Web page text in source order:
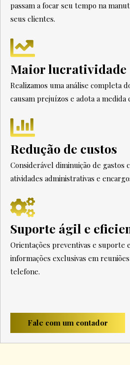
passam a focar seu tempo na
seus clientes.
Maior lucratividade
Realizamos uma análise completa
causam prejuízos e adota a medida
Redução de custos
Considerável diminuição de gastos
atividades administrativas e
Suporte ágil e
Orientações preventivas e suporte
informações exclusivas em
telefone.
Fale com um contador